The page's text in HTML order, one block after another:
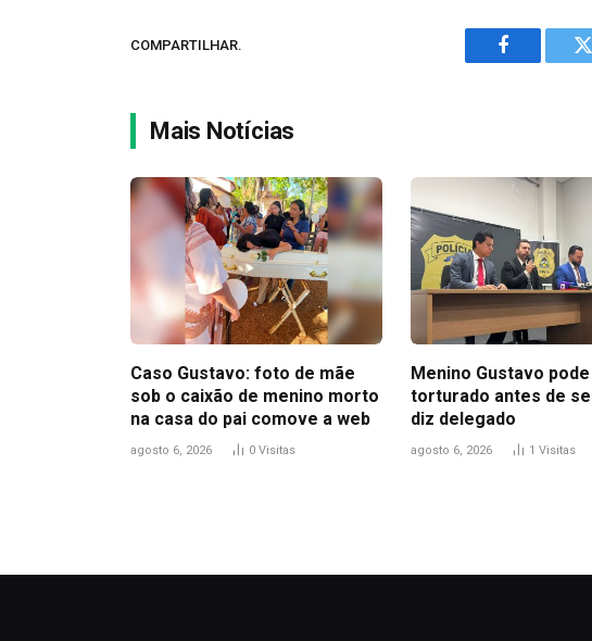
COMPARTILHAR.
Facebook
Mais Notícias
Caso Gustavo: foto de mãe
sob o caixão de menino morto
na casa do pai comove a web
agosto 6, 2026 0 Visitas
Menino Gustavo
torturado antes de
diz delegado
agosto 6, 2026 1 Visitas